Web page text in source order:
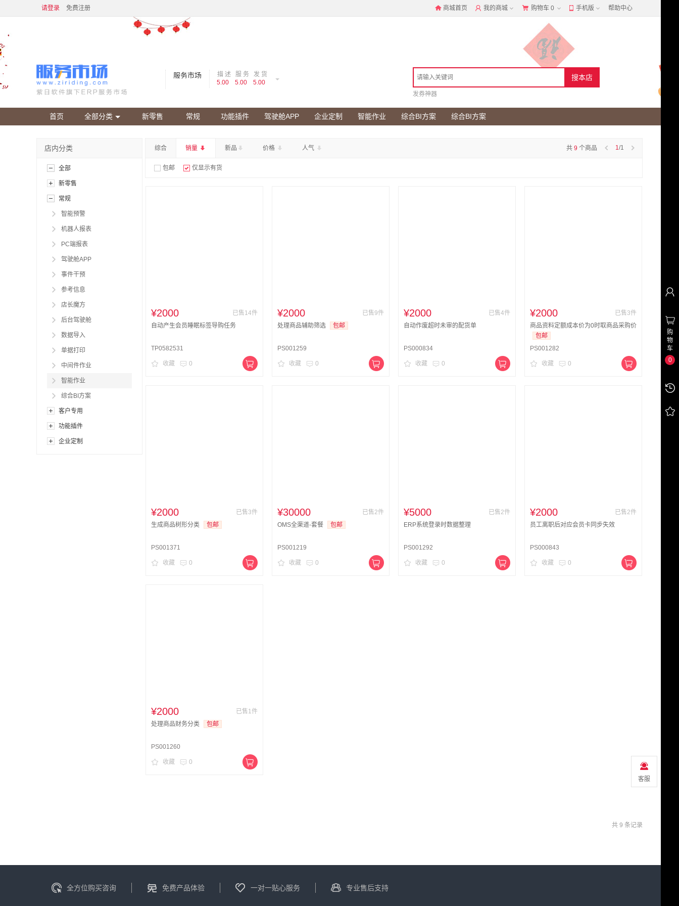
请登录 免费注册 商城首页 我的商城 购物车 0 手机版 帮助中心
服务市场
描 述
5.00
服 务
5.00
发 货
5.00
发券神器
首页 全部分类 新零售 常规 功能插件 驾驶舱APP 企业定制 智能作业 综合BI方案 综合BI方案
客服
店内分类
全部
新零售
常规
智能预警
机器人报表
PC端报表
驾驶舱APP
事件干预
参考信息
店长魔方
后台驾驶舱
数据导入
单据打印
中间件作业
智能作业
综合BI方案
客户专用
功能插件
企业定制
综合 销量 新品 价格 人气 1/1
共 9 个商品
包邮 仅显示有货
¥2000
已售14件
自动产生会员睡眠标签导购任务
TP0582531
收藏 0
¥2000
已售9件
处理商品辅助筛选
包邮
PS001259
收藏 0
¥2000
已售4件
自动作废超时未审的配货单
PS000834
收藏 0
¥2000
已售3件
商品资料定额成本价为0时取商品采购价
包邮
PS001282
收藏 0
¥2000
已售3件
生成商品树形分类
包邮
PS001371
收藏 0
¥30000
已售2件
OMS全渠道-套餐
包邮
PS001219
收藏 0
¥5000
已售2件
ERP系统登录时数据整理
PS001292
收藏 0
¥2000
已售2件
员工离职后对应会员卡同步失效
PS000843
收藏 0
¥2000
已售1件
处理商品财务分类
包邮
PS001260
收藏 0
共 9 条记录
购
物
车
0
全方位购买咨询 免费产品体验 一对一贴心服务 专业售后支持